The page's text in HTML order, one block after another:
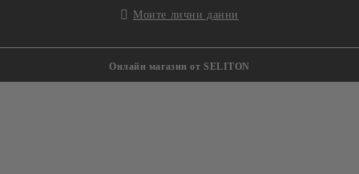
Моите лични данни
Онлайн магазин от SELITON